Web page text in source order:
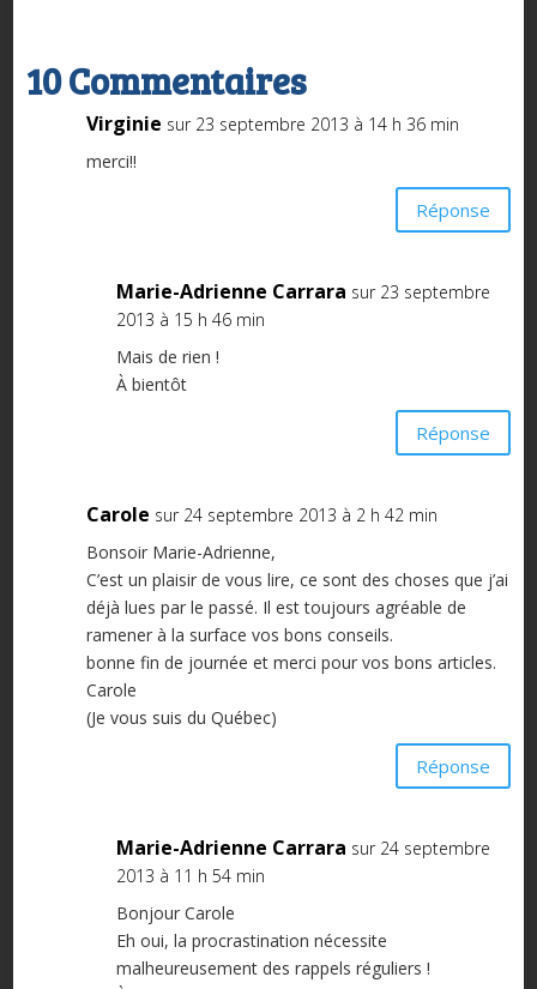
10 Commentaires
Virginie sur 23 septembre 2013 à 14 h 36 min
merci!!
Réponse
Marie-Adrienne Carrara sur 23 septembre
2013 à 15 h 46 min
Mais de rien !
À bientôt
Réponse
Carole sur 24 septembre 2013 à 2 h 42 min
Bonsoir Marie-Adrienne,
C’est un plaisir de vous lire, ce sont des choses que j’ai
déjà lues par le passé. Il est toujours agréable de
ramener à la surface vos bons conseils.
bonne fin de journée et merci pour vos bons articles.
Carole
(Je vous suis du Québec)
Réponse
Marie-Adrienne Carrara sur 24 septembre
2013 à 11 h 54 min
Bonjour Carole
Eh oui, la procrastination nécessite
malheureusement des rappels réguliers !